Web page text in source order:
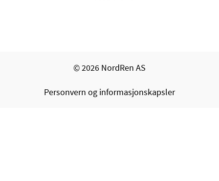
© 2026 NordRen AS
Personvern og informasjonskapsler